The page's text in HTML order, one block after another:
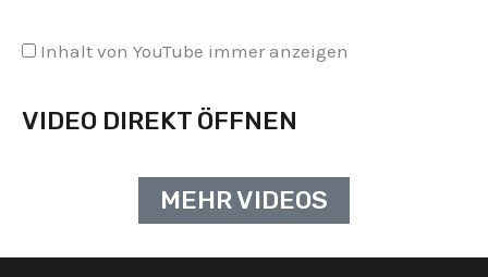
Inhalt von YouTube immer anzeigen
VIDEO DIREKT ÖFFNEN
MEHR VIDEOS